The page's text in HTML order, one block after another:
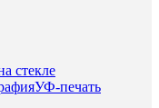
стекле
УФ-печать